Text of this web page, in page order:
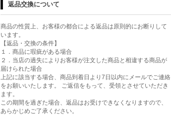
返品交換について
商品の性質上、お客様の都合による返品は原則的にお断りして
います。
【返品・交換の条件】
１．商品に瑕疵がある場合
２．当店の過失によりお客様が注文した商品と相違する商品が
届けられた場合
上記に該当する場合、商品到着日より7日以内にメールでご連絡
をお願いいたします。 ご返信をもって、受領とさせていただき
ます。
この期間を過ぎた場合、返品はお受けできなくなりますので、
あらかじめご了承ください。